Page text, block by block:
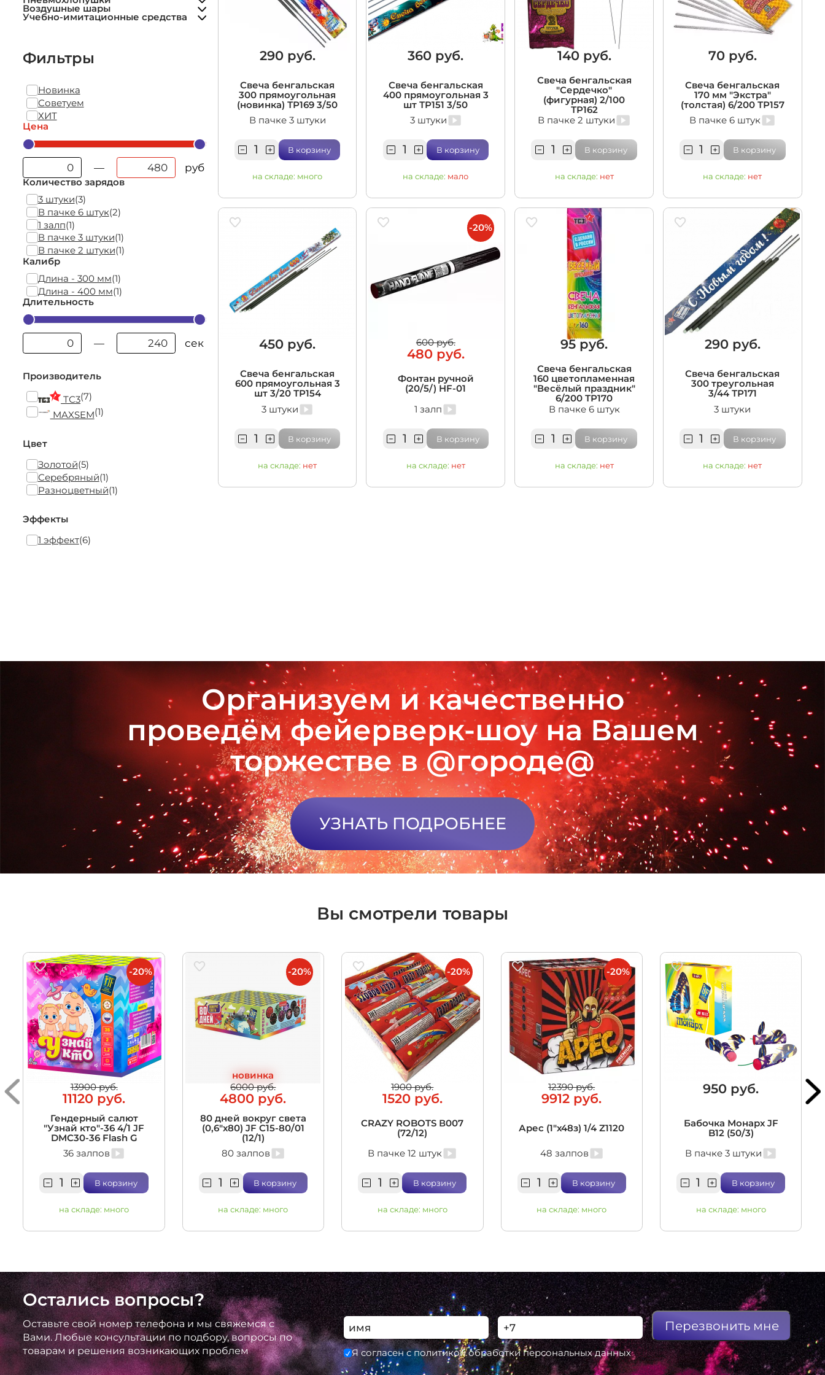
Воздушные шары
Учебно-имитационные средства
Фильтры
Новинка
Советуем
ХИТ
Цена
— руб
Количество зарядов
3 штуки(3)
В пачке 6 штук(2)
1 залп(1)
В пачке 3 штуки(1)
В пачке 2 штуки(1)
Калибр
Длина - 300 мм(1)
Длина - 400 мм(1)
Длительность
— сек
Производитель
ТС3(7)
MAXSEM(1)
Цвет
Золотой(5)
Серебряный(1)
Разноцветный(1)
Эффекты
1 эффект(6)
290 руб.
Свеча бенгальская
300 прямоугольная
(новинка) ТР169 3/50
В пачке 3 штуки
В корзину
на складе: много
360 руб.
Свеча бенгальская
400 прямоугольная 3
шт ТР151 3/50
3 штуки
В корзину
на складе: мало
140 руб.
Свеча бенгальская
"Сердечко"
(фигурная) 2/100
ТР162
В пачке 2 штуки
В корзину
на складе: нет
70 руб.
Свеча бенгальская
170 мм "Экстра"
(толстая) 6/200 ТР157
В пачке 6 штук
В корзину
на складе: нет
450 руб.
Свеча бенгальская
600 прямоугольная 3
шт 3/20 ТР154
3 штуки
В корзину
на складе: нет
600 руб.
480 руб.
Фонтан ручной
(20/5/) HF-01
1 залп
В корзину
на складе: нет
-20%
95 руб.
Свеча бенгальская
160 цветопламенная
"Весёлый праздник"
6/200 ТР170
В пачке 6 штук
В корзину
на складе: нет
290 руб.
Свеча бенгальская
300 треугольная
3/44 ТР171
3 штуки
В корзину
на складе: нет
Организуем и качественно
проведём фейерверк-шоу на Вашем
торжестве в @городе@
УЗНАТЬ ПОДРОБНЕЕ
Вы смотрели товары
13900 руб.
11120 руб.
Гендерный салют
"Узнай кто"-36 4/1 JF
DMC30-36 Flash G
36 залпов
В корзину
на складе: много
-20%
новинка
6000 руб.
4800 руб.
80 дней вокруг света
(0,6"х80) JF C15-80/01
(12/1)
80 залпов
В корзину
на складе: много
-20%
1900 руб.
1520 руб.
CRAZY ROBOTS В007
(72/12)
В пачке 12 штук
В корзину
на складе: много
-20%
12390 руб.
9912 руб.
Арес (1"х48з) 1/4 Z1120
48 залпов
В корзину
на складе: много
-20%
950 руб.
Бабочка Монарх JF
B12 (50/3)
В пачке 3 штуки
В корзину
на складе: много
Остались вопросы?
Оставьте свой номер телефона и мы свяжемся с
Вами. Любые консультации по подбору, вопросы по
товарам и решения возникающих проблем
Перезвонить мне
Я согласен с политикой обработки персональных данных